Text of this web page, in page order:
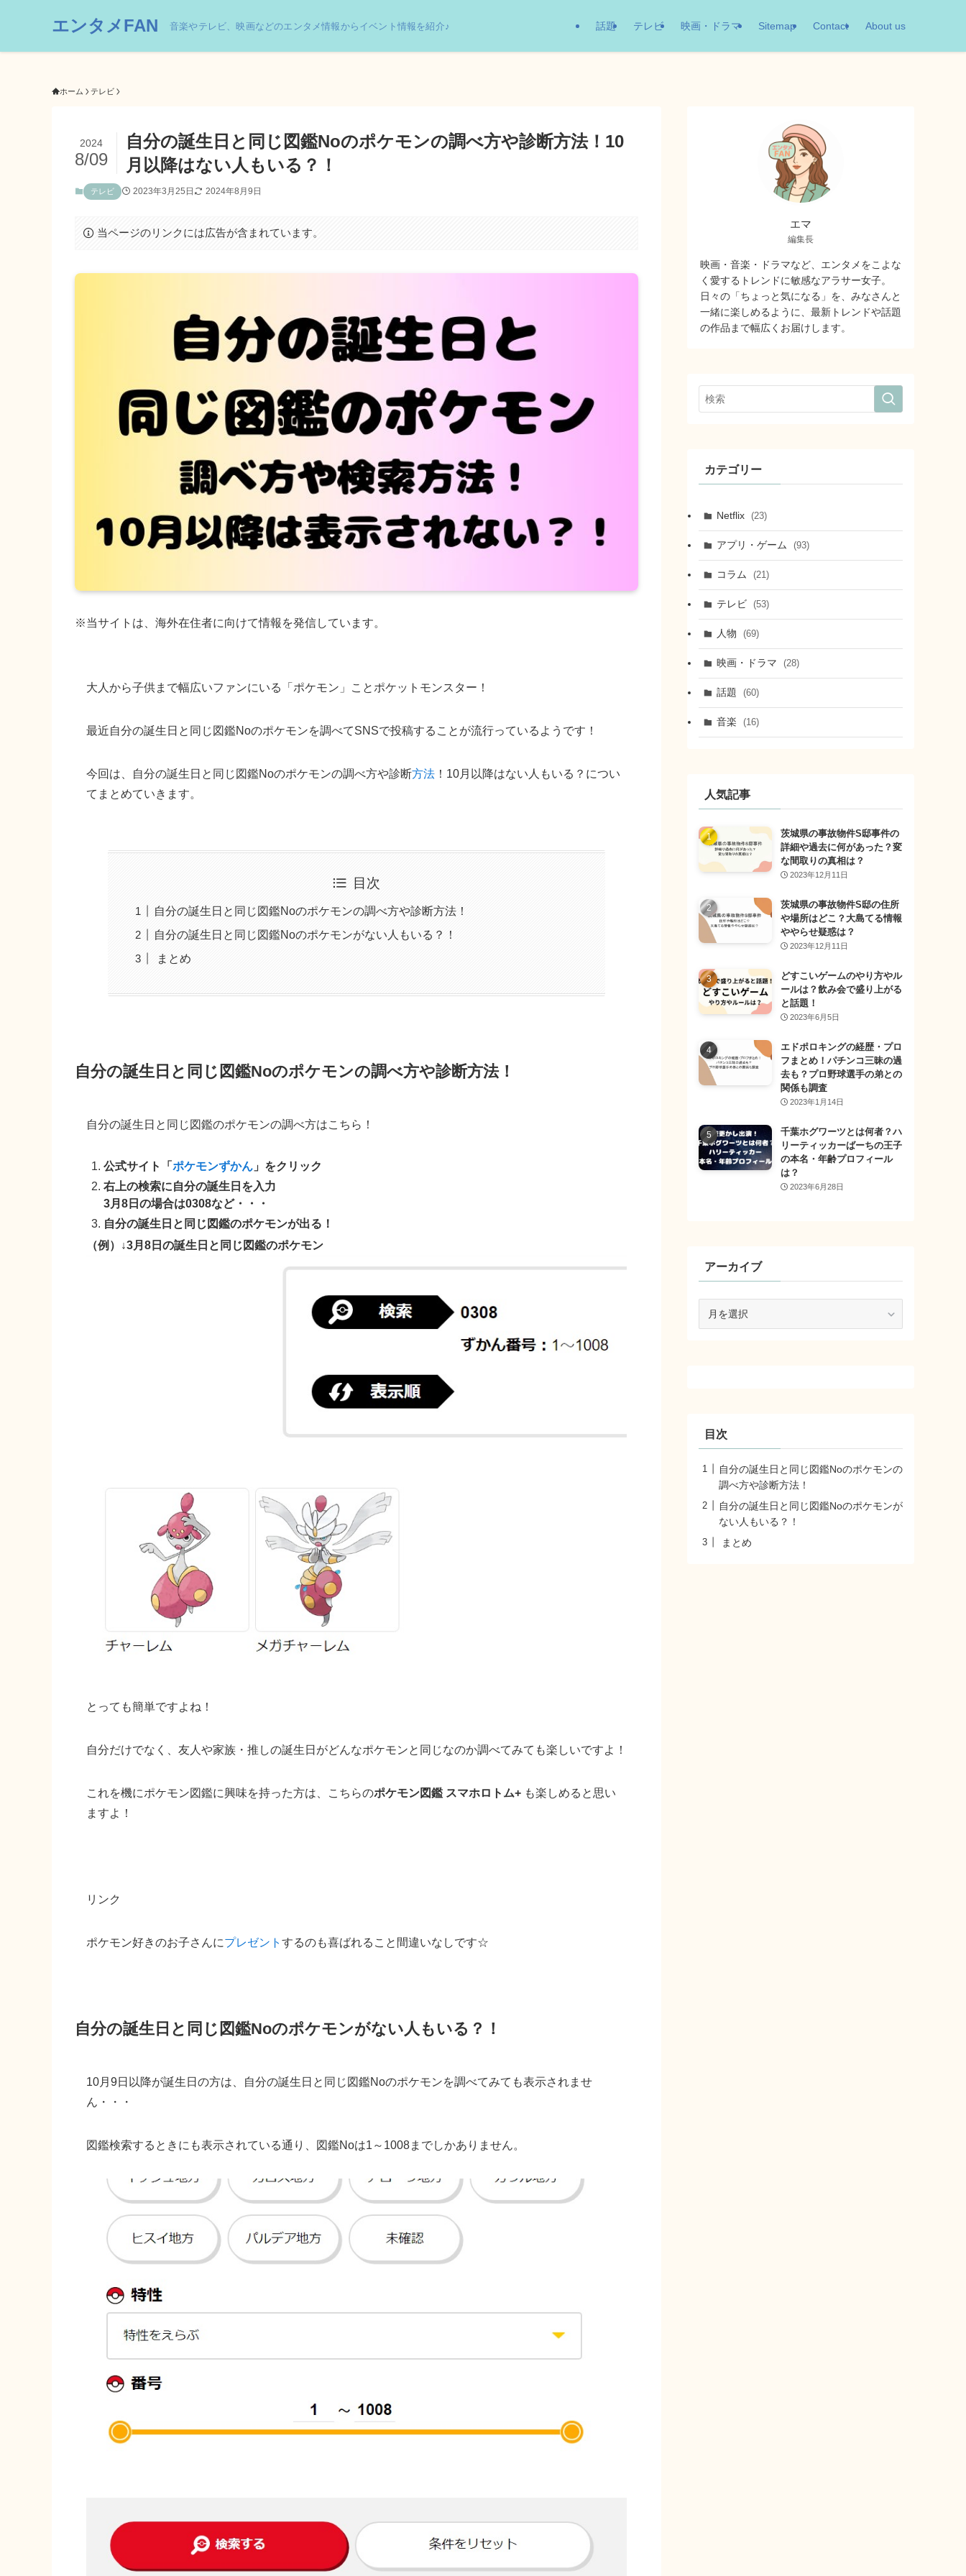
エンタメFAN 音楽やテレビ、映画などのエンタメ情報からイベント情報を紹介♪ 話題 テレビ 映画・ドラマ Sitemap Contact About us
ホーム テレビ
自分の誕生日と同じ図鑑Noのポケモンの調べ方や診断方法！10
月以降はない人もいる？！
2024
8/09
テレビ 2023年3月25日 2024年8月9日
当ページのリンクには広告が含まれています。
※当サイトは、海外在住者に向けて情報を発信しています。
大人から子供まで幅広いファンにいる「ポケモン」ことポケットモンスター！
最近自分の誕生日と同じ図鑑Noのポケモンを調べてSNSで投稿することが流行っているようです！
今回は、自分の誕生日と同じ図鑑Noのポケモンの調べ方や診断方法 ！10月以降はない人もいる？につい
てまとめていきます。
目次
自分の誕生日と同じ図鑑Noのポケモンの調べ方や診断方法！
自分の誕生日と同じ図鑑Noのポケモンがない人もいる？！
まとめ
自分の誕生日と同じ図鑑Noのポケモンの調べ方や診断方法！
自分の誕生日と同じ図鑑のポケモンの調べ方はこちら！
公式サイト「 ポケモンずかん 」をクリック
右上の検索に自分の誕生日を入力
3月8日の場合は0308など・・・
自分の誕生日と同じ図鑑のポケモンが出る！
（例）↓3月8日の誕生日と同じ図鑑のポケモン
とっても簡単ですよね！
自分だけでなく、友人や家族・推しの誕生日がどんなポケモンと同じなのか調べてみても楽しいですよ！
これを機にポケモン図鑑に興味を持った方は、こちらのポケモン図鑑 スマホロトム+ も楽しめると思い
ますよ！
リンク
ポケモン好きのお子さんにプレゼント するのも喜ばれること間違いなしです☆
自分の誕生日と同じ図鑑Noのポケモンがない人もいる？！
10月9日以降が誕生日の方は、自分の誕生日と同じ図鑑Noのポケモンを調べてみても表示されませ
ん・・・
図鑑検索するときにも表示されている通り、図鑑Noは1～1008までしかありません。
エマ
編集長
映画・音楽・ドラマなど、エンタメをこよな
く愛するトレンドに敏感なアラサー女子。
日々の「ちょっと気になる」を、みなさんと
一緒に楽しめるように、最新トレンドや話題
の作品まで幅広くお届けします。
カテゴリー
Netflix (23)
アプリ・ゲーム (93)
コラム (21)
テレビ (53)
人物 (69)
映画・ドラマ (28)
話題 (60)
音楽 (16)
人気記事
茨城県の事故物件S邸事件の
詳細や過去に何があった？変
な間取りの真相は？
2023年12月11日
茨城県の事故物件S邸の住所
や場所はどこ？大島てる情報
ややらせ疑惑は？
2023年12月11日
どすこいゲームのやり方やル
ールは？飲み会で盛り上がる
と話題！
2023年6月5日
エドポロキングの経歴・プロ
フまとめ！パチンコ三昧の過
去も？プロ野球選手の弟との
関係も調査
2023年1月14日
千葉ホグワーツとは何者？ハ
リーティッカーばーちの王子
の本名・年齢プロフィール
は？
2023年6月28日
アーカイブ
目次
自分の誕生日と同じ図鑑Noのポケモンの
調べ方や診断方法！
自分の誕生日と同じ図鑑Noのポケモンが
ない人もいる？！
まとめ